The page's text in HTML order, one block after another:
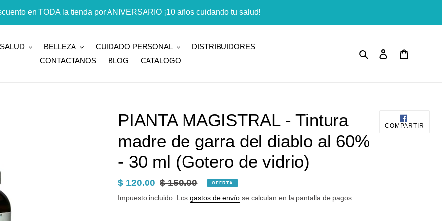
en TODA la tienda por ANIVERSARIO ¡10 años cuidando tu salud!
SALUD BELLEZA CUIDADO PERSONAL
DISTRIBUIDORES
CONTACTANOS
BLOG CATALOGO
Buscar Ingresar
PIANTA MAGISTRAL - Tintura
madre de garra del diablo al 60%
- 30 ml (Gotero de vidrio)
Precio
de
$ 120.00 Precio
habitual
$ 150.00 OFERTA
Impuesto incluido. Los gastos de envío se calculan en la pantalla de pagos.
COMPARTIR